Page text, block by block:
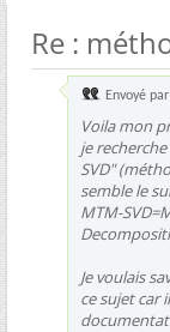
Re :
Envoyé par
Voila mon
je
SVD"
semble le
MTM-
Je voulais
ce sujet car